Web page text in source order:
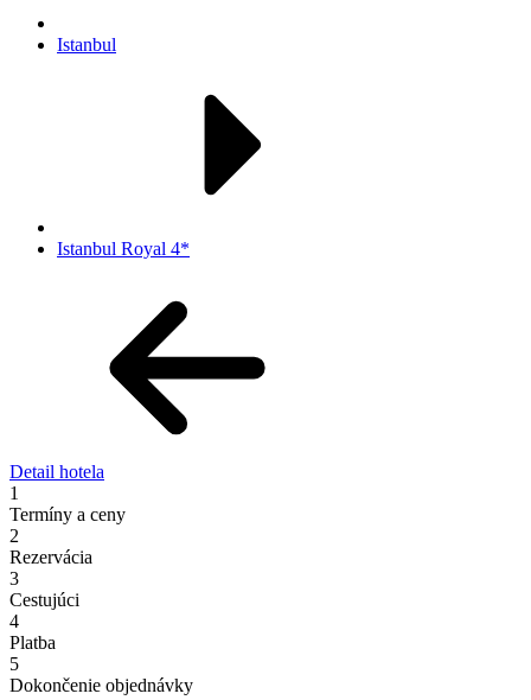
Istanbul
Istanbul Royal 4*
Detail hotela
1
Termíny a ceny
2
Rezervácia
3
Cestujúci
4
Platba
5
Dokončenie objednávky